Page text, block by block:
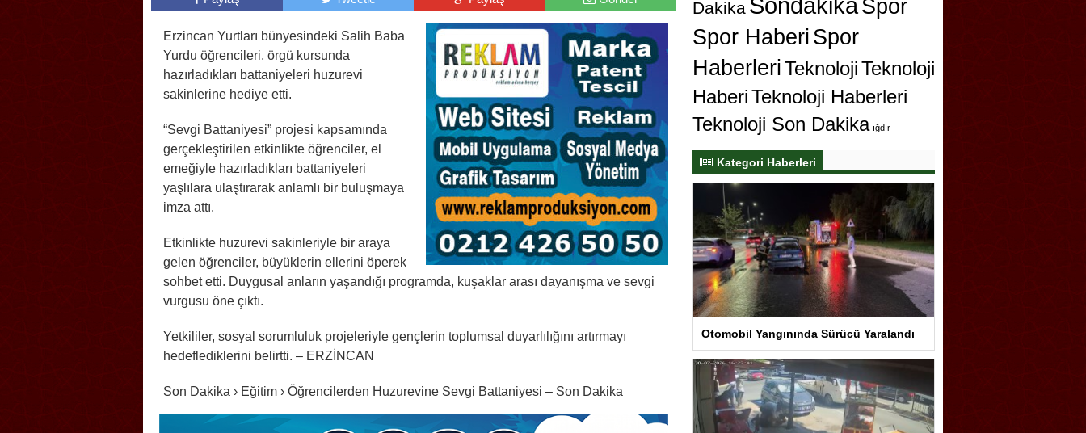
Erzincan Yurtları bünyesindeki Salih Baba
Yurdu öğrencileri, örgü kursunda
hazırladıkları battaniyeleri huzurevi
sakinlerine hediye etti.
“Sevgi Battaniyesi” projesi kapsamında
gerçekleştirilen etkinlikte öğrenciler, el
emeğiyle hazırladıkları battaniyeleri
yaşlılara ulaştırarak anlamlı bir buluşmaya
imza attı.
Etkinlikte huzurevi sakinleriyle bir araya
gelen öğrenciler, büyüklerin ellerini öperek
sohbet etti. Duygusal anların yaşandığı programda, kuşaklar arası dayanışma ve sevgi
vurgusu öne çıktı.
Yetkililer, sosyal sorumluluk projeleriyle gençlerin toplumsal duyarlılığını artırmayı
hedeflediklerini belirtti. – ERZİNCAN
Son Dakika › Eğitim › Öğrencilerden Huzurevine Sevgi Battaniyesi – Son Dakika
Dakika
Spor
Spor Haberi Spor
HaberleriTeknolojiTeknoloji
HaberiTeknoloji Haberleri
Teknoloji Son Dakika ığdır
Kategori Haberleri
Otomobil Yangınında Sürücü Yaralandı